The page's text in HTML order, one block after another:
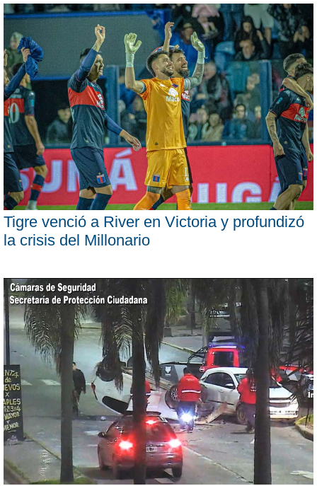
Tigre venció a River en Victoria y profundizó
la crisis del Millonario